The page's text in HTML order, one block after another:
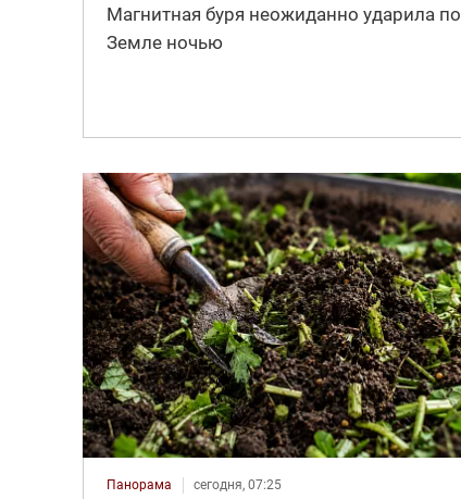
Магнитная буря неожиданно ударила по
Земле ночью
Панорама сегодня, 07:25